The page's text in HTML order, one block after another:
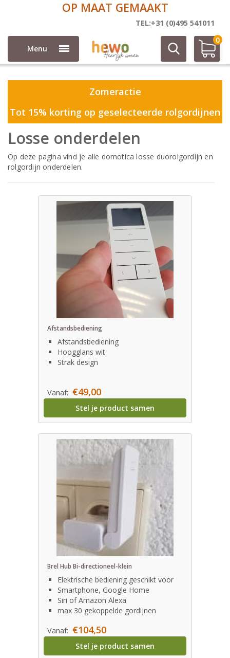
OP MAAT GEMAAKT
TEL:+31 (0)495 541011
Menu
0
Onderdelen Motor en toebehoren
Zomeractie
Tot 15% korting op geselecteerde rolgordijnen
Losse onderdelen
Op deze pagina vind je alle domotica losse duorolgordijn en
rolgordijn onderdelen.
Afstandsbediening
Afstandsbediening
Hoogglans wit
Strak design
Vanaf: €49,00
Stel je product samen
Brel Hub Bi-directioneel-klein
Elektrische bediening geschikt voor
Smartphone, Google Home
Siri of Amazon Alexa
max 30 gekoppelde gordijnen
Vanaf: €104,50
Stel je product samen